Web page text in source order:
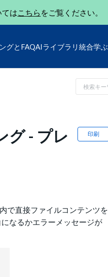
はこちら をご覧ください。
グとFAQAIライブラリ 統合学ぶ
印刷
グ - プレ
で直接ファイルコンテンツを
なるかエラーメッセージが